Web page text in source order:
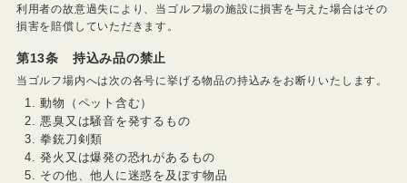
利用者の故意過失により、当ゴルフ場の施設に損害を与えた場合はその
損害を賠償していただきます。
第13条 持込み品の禁止
当ゴルフ場内へは次の各号に挙げる物品の持込みをお断りいたします。
動物（ペット含む）
悪臭又は騒音を発するもの
拳銃刀剣類
発火又は爆発の恐れがあるもの
その他、他人に迷惑を及ぼす物品